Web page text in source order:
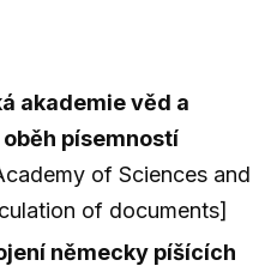
akademie věd a
písemností
of Sciences and
of documents]
německy píšících